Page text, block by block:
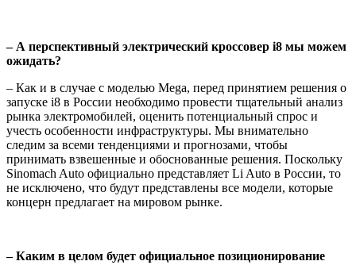
– А перспективный электрический кроссовер i8 мы можем
ожидать?
– Как и в случае с моделью Mega, перед принятием решения о
запуске i8 в России необходимо провести тщательный анализ
рынка электромобилей, оценить потенциальный спрос и
учесть особенности инфраструктуры. Мы внимательно
следим за всеми тенденциями и прогнозами, чтобы
принимать взвешенные и обоснованные решения. Поскольку
Sinomach Auto официально представляет Li Auto в России, то
не исключено, что будут представлены все модели, которые
концерн предлагает на мировом рынке.
– Каким в целом будет официальное позиционирование